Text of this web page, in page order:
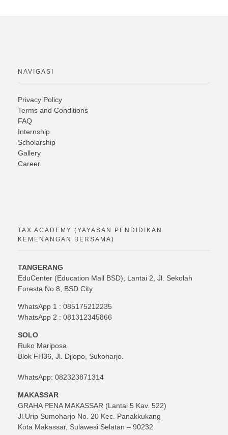
NAVIGASI
Privacy Policy
Terms and Conditions
FAQ
Internship
Scholarship
Gallery
Career
TAX ACADEMY (YAYASAN PENDIDIKAN
KEMENANGAN BERSAMA)
TANGERANG
EduCenter (Education Mall BSD), Lantai 2, Jl. Sekolah
Foresta No 8, BSD City.
WhatsApp 1 : 085175212235
WhatsApp 2 : 081312345866
SOLO
Ruko Mariposa
Blok FH36, Jl. Djlopo, Sukoharjo.
WhatsApp: 082323871314
MAKASSAR
GRAHA PENA MAKASSAR (Lantai 5 Kav. 522)
Jl.Urip Sumoharjo No. 20 Kec. Panakkukang
Kota Makassar, Sulawesi Selatan – 90232